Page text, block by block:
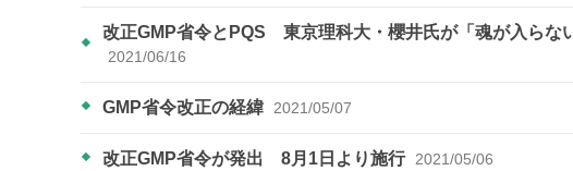
改正GMP省令とPQS 東京理科大・櫻井氏が「魂が入らな
2021/06/16
GMP省令改正の経緯 2021/05/07
改正GMP省令が発出 8月1日より施行 2021/05/06